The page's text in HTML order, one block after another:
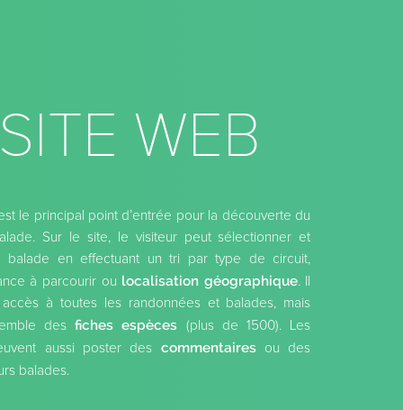
WEB
le principal point d’entrée pour la découverte du
Sur le site, le visiteur peut sélectionner et
balade en effectuant un tri par type de circuit,
à parcourir ou localisation géographique. Il
à toutes les randonnées et balades, mais
desfiches espèces (plus de 1500). Les
aussi poster des commentairesou des
balades.